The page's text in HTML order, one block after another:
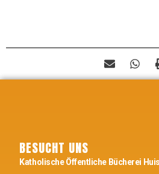
BESUCHT UNS
Katholische Öffentliche Bücherei